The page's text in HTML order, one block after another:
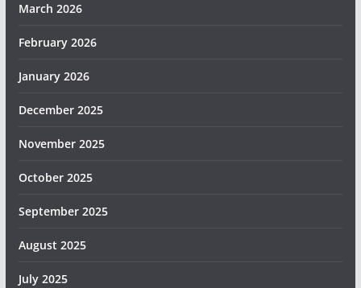
March 2026
February 2026
January 2026
December 2025
November 2025
October 2025
September 2025
August 2025
July 2025